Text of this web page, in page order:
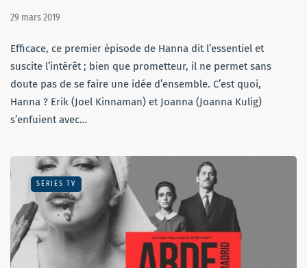
29 mars 2019
Efficace, ce premier épisode de Hanna dit l’essentiel et
suscite l’intérêt ; bien que prometteur, il ne permet sans
doute pas de se faire une idée d’ensemble. C’est quoi,
Hanna ? Erik (Joel Kinnaman) et Joanna (Joanna Kulig)
s’enfuient avec…
SÉRIES TV